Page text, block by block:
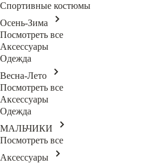
Спортивные костюмы
Осень-Зима
Посмотреть все
Аксессуары
Одежда
Весна-Лето
Посмотреть все
Аксессуары
Одежда
МАЛЬЧИКИ
Посмотреть все
Аксессуары